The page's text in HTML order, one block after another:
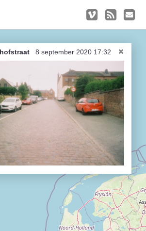
/ Nederland
ambiance
8 september 2020 17:32